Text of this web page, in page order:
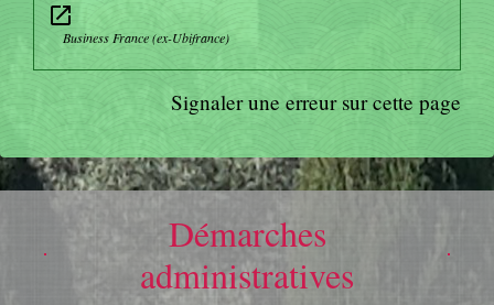
open_in_new
Business France (ex-Ubifrance)
Signaler une erreur sur cette page
Démarches
administratives